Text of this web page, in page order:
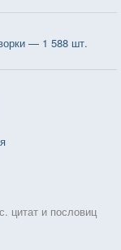
— 1 588 шт.
цитат и пословиц